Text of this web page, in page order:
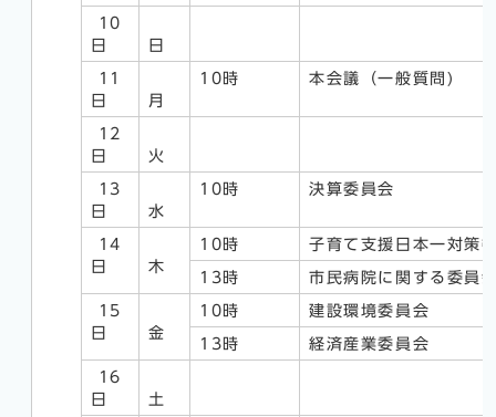
10
日
日
11
日
月
10時 本会議（一般質問)
12
日
火
13
日
水
10時 決算委員会
14
日
木
10時 子育て支援日本一対策
13時 市民病院に関する委員
15
日
金
10時 建設環境委員会
13時 経済産業委員会
16
日
土